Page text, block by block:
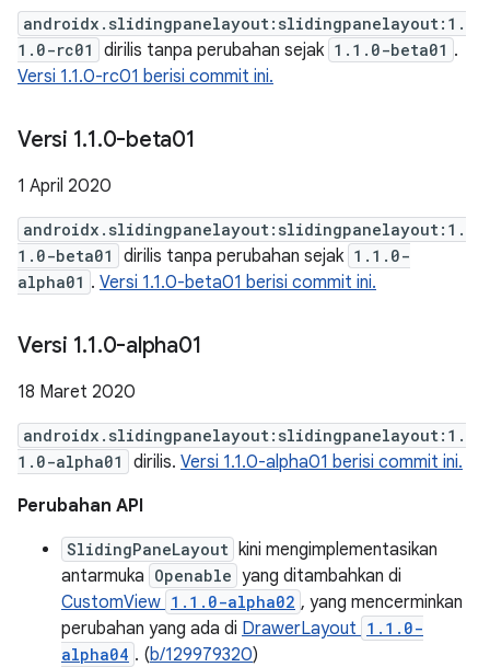
androidx.slidingpanelayout:slidingpanelayout:1.
1.0-rc01
dirilis tanpa perubahan sejak 1.1.0-beta01 .
Versi 1.1.0-rc01 berisi commit ini.
Versi 1.1.0-beta01
1 April 2020
androidx.slidingpanelayout:slidingpanelayout:1.
1.0-beta01
dirilis tanpa perubahan sejak 1.1.0-
alpha01 . Versi 1.1.0-beta01 berisi commit ini.
Versi 1.1.0-alpha01
18 Maret 2020
androidx.slidingpanelayout:slidingpanelayout:1.
1.0-alpha01
dirilis. Versi 1.1.0-alpha01 berisi commit ini.
Perubahan API
SlidingPaneLayout kini mengimplementasikan
antarmuka Openable yang ditambahkan di
CustomView 1.1.0-alpha02 , yang mencerminkan
perubahan yang ada di DrawerLayout 1.1.0-
alpha04 . (b/129979320)